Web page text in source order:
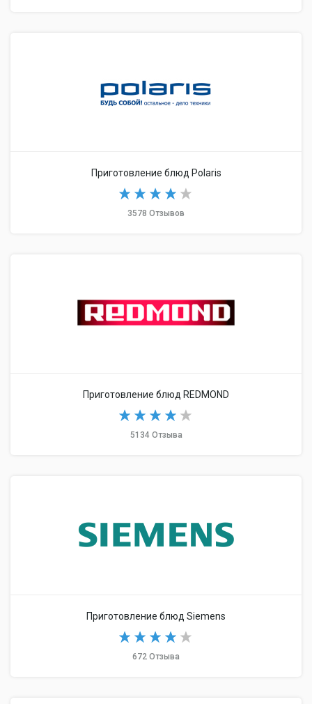
Приготовление блюд Polaris
3578 Отзывов
Приготовление блюд REDMOND
5134 Отзыва
Приготовление блюд Siemens
672 Отзыва